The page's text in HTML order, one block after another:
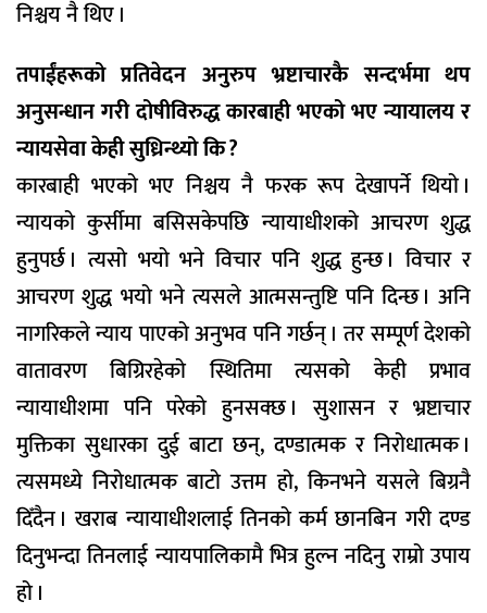
निश्चय नै थिए ।
तपाईंहरूको प्रतिवेदन अनुरुप भ्रष्टाचारकै सन्दर्भमा थप
अनुसन्धान गरी दोषीविरुद्ध कारबाही भएको भए न्यायालय र
न्यायसेवा केही सुध्रिन्थ्यो कि ?
कारबाही भएको भए निश्चय नै फरक रूप देखापर्ने थियो ।
न्यायको कुर्सीमा बसिसकेपछि न्यायाधीशको आचरण शुद्ध
हुनुपर्छ । त्यसो भयो भने विचार पनि शुद्ध हुन्छ । विचार र
आचरण शुद्ध भयो भने त्यसले आत्मसन्तुष्टि पनि दिन्छ । अनि
नागरिकले न्याय पाएको अनुभव पनि गर्छन् । तर सम्पूर्ण देशको
वातावरण बिग्रिरहेको स्थितिमा त्यसको केही प्रभाव
न्यायाधीशमा पनि परेको हुनसक्छ । सुशासन र भ्रष्टाचार
मुक्तिका सुधारका दुई बाटा छन्, दण्डात्मक र निरोधात्मक ।
त्यसमध्ये निरोधात्मक बाटो उत्तम हो, किनभने यसले बिग्रनै
दिँदैन । खराब न्यायाधीशलाई तिनको कर्म छानबिन गरी दण्ड
दिनुभन्दा तिनलाई न्यायपालिकामै भित्र हुल्न नदिनु राम्रो उपाय
हो ।